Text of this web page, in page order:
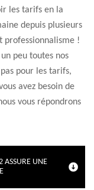
les tarifs en la
depuis plusieurs
professionnalisme !
peu toutes nos
pour les tarifs,
avez besoin de
vous répondrons
ASSURE UNE